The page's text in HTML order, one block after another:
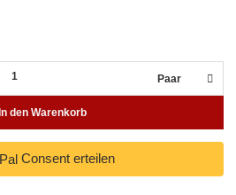
Paar
In den Warenkorb
Consent erteilen